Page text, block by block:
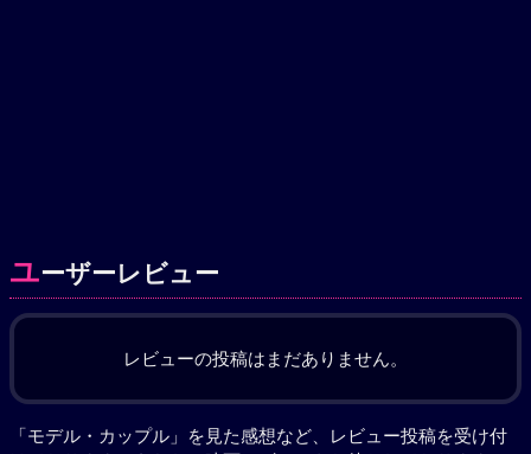
ユーザーレビュー
レビューの投稿はまだありません。
「モデル・カップル」を見た感想など、レビュー投稿を受け付